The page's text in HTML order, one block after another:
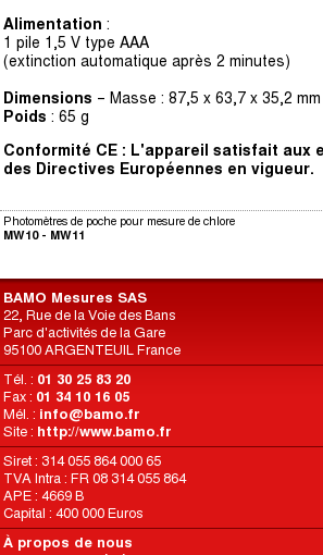
Alimentation :
1 pile 1,5 V type AAA
(extinction automatique après 2 minutes)
Dimensions – Masse : 87,5 x 63,7 x 35,2 mm
Poids : 65 g
Conformité CE : L'appareil satisfait aux
des Directives Européennes en vigueur.
Photomètres de poche pour mesure de chlore
MW10 - MW11
BAMO Mesures SAS
22, Rue de la Voie des Bans
Parc d'activités de la Gare
95100 ARGENTEUIL France
Tél. : 01 30 25 83 20
Fax : 01 34 10 16 05
Mél. : info@bamo.fr
Site : http://www.bamo.fr
Siret : 314 055 864 000 65
TVA Intra : FR 08 314 055 864
APE : 4669 B
Capital : 400 000 Euros
À propos de nous